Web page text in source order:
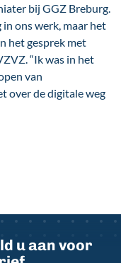
bij GGZ Breburg.
ons werk, maar het
het gesprek met
“Ik was in het
van
over de digitale weg
u aan voor